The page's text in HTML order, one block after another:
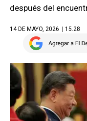
después del
14 DE MAYO, 2026 | 15.28